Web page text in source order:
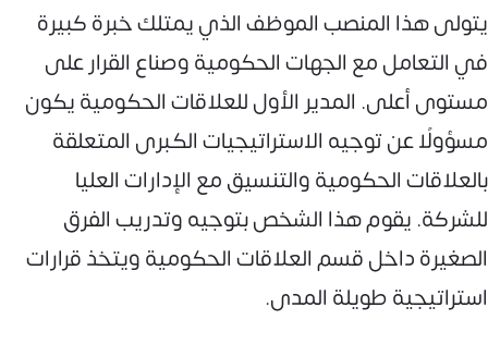
يتولى هذا المنصب الموظف الذي يمتلك خبرة كبيرة
في التعامل مع الجهات الحكومية وصناع القرار على
مستوى أعلى. المدير الأول للعلاقات الحكومية يكون
مسؤولًا عن توجيه الاستراتيجيات الكبرى المتعلقة
بالعلاقات الحكومية والتنسيق مع الإدارات العليا
للشركة. يقوم هذا الشخص بتوجيه وتدريب الفرق
الصغيرة داخل قسم العلاقات الحكومية ويتخذ قرارات
استراتيجية طويلة المدى.